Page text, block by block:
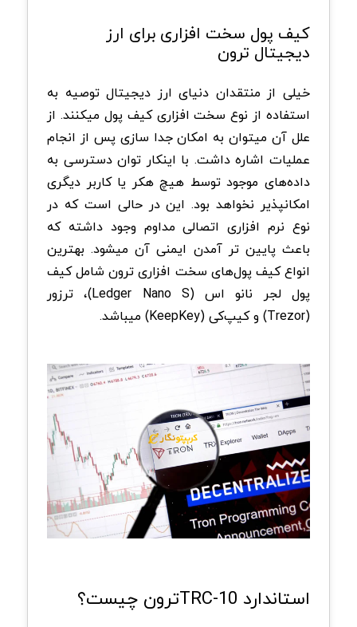
کیف پول سخت افزاری برای ارز
دیجیتال ترون
خیلی از منتقدان دنیای ارز دیجیتال توصیه به
استفاده از نوع سخت افزاری کیف پو‌ل‌ میکنند. از
علل آن میتوان به امکان جدا سازی پس از انجام
عملیات اشاره داشت. با اینکار توان دسترسی به
داده‌های موجود توسط هیچ هکر یا کاربر دیگری
امکانپذیر نخواهد بود. این در حالی است که در
نوع نرم افزاری اتصالی مداوم وجود داشته که
باعث پایین‎ تر آمدن ایمنی آن میشود. بهترین
انواع کیف پول‌های سخت افزاری ترون شامل کیف
پول لجر نانو اس (Ledger Nano S)، ترزور
(Trezor) و کیپ‌کی (KeepKey) میباشد.
استاندارد TRC-10ترون چیست؟